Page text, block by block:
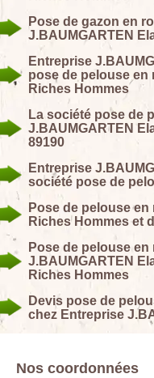
Pose de gazon en
J.BAUMGARTEN
Entreprise
pose de pelouse en
Riches Hommes
La société pose de
J.BAUMGARTEN
89190
Entreprise
société pose de
Pose de pelouse
Riches Hommes et
Pose de pelouse
J.BAUMGARTEN
Riches Hommes
Devis pose de
chez Entreprise
Nos coordonnées